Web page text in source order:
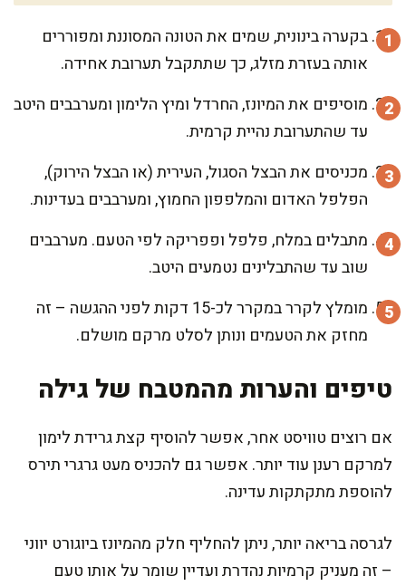
בקערה בינונית, שמים את הטונה המסוננת ומפוררים
אותה בעזרת מזלג, כך שתתקבל תערובת אחידה.
מוסיפים את המיונז, החרדל ומיץ הלימון ומערבבים היטב
עד שהתערובת נהיית קרמית.
מכניסים את הבצל הסגול, העירית (או הבצל הירוק),
הפלפל האדום והמלפפון החמוץ, ומערבבים בעדינות.
מתבלים במלח, פלפל ופפריקה לפי הטעם. מערבבים
שוב עד שהתבלינים נטמעים היטב.
מומלץ לקרר במקרר לכ-15 דקות לפני ההגשה – זה
מחזק את הטעמים ונותן לסלט מרקם מושלם.
טיפים והערות מהמטבח של גילה
אם רוצים טוויסט אחר, אפשר להוסיף קצת גרידת לימון
למרקם רענן עוד יותר. אפשר גם להכניס מעט גרגרי תירס
להוספת מתקתקות עדינה.
לגרסה בריאה יותר, ניתן להחליף חלק מהמיונז ביוגורט יווני
– זה מעניק קרמיות נהדרת ועדיין שומר על אותו טעם